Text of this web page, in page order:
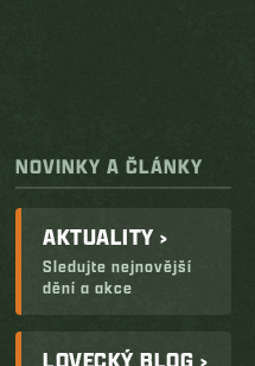
NOVINKY A ČLÁNKY
AKTUALITY ›
Sledujte nejnovější
dění a akce